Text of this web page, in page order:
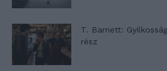
T. Barnett:
rész